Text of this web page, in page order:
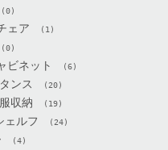
(0)
ェア (1)
(0)
ビネット (6)
ンス (20)
収納 (19)
ェルフ (24)
(4)